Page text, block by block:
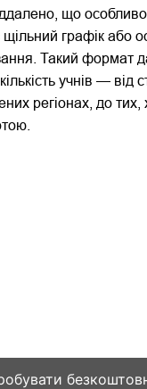
що
графік або
Такий формат
учнів — від
регіонах, до тих,